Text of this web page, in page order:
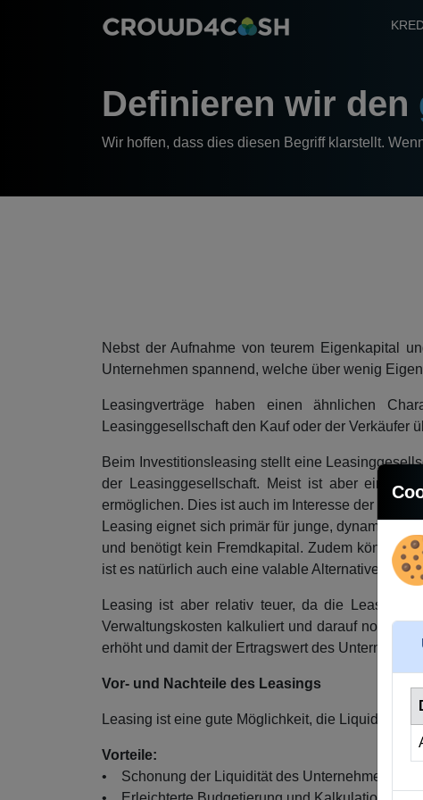
Definieren wir den
Wir hoffen, dass dies diesen Begriff klarstellt.
Nebst der Aufnahme von teurem Eigenkapital
Unternehmen spannend, welche über wenig
Leasingverträge haben einen ähnlichen
Leasinggesellschaft den Kauf oder der Verkäufer
Beim Investitionsleasing stellt eine
der Leasinggesellschaft. Meist ist aber eine
ermöglichen. Dies ist auch im Interesse der
Leasing eignet sich primär für junge,
und benötigt kein Fremdkapital. Zudem können
ist es natürlich auch eine valable Alternative für
Leasing ist aber relativ teuer, da die
Verwaltungskosten kalkuliert und darauf noch
erhöht und damit der Ertragswert des
Vor- und Nachteile des Leasings
Leasing ist eine gute Möglichkeit, die Liquidität
Vorteile:
• Schonung der Liquidität des Unternehmens